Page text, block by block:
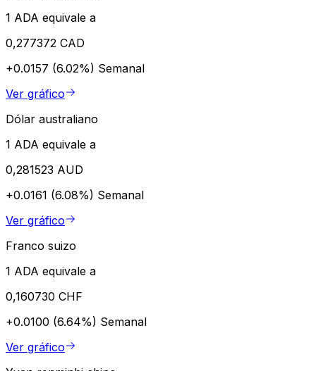
1 ADA equivale a
0,277372 CAD
+0.0157 (6.02%) Semanal
Ver gráfico
Dólar australiano
1 ADA equivale a
0,281523 AUD
+0.0161 (6.08%) Semanal
Ver gráfico
Franco suizo
1 ADA equivale a
0,160730 CHF
+0.0100 (6.64%) Semanal
Ver gráfico